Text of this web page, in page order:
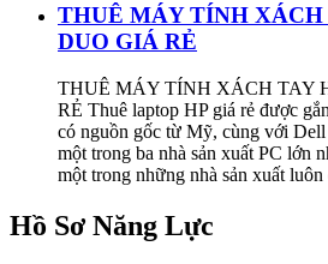
THUÊ MÁY TÍNH XÁCH
DUO GIÁ RẺ
THUÊ MÁY TÍNH XÁCH TAY
RẺ Thuê laptop HP giá rẻ được
có nguồn gốc từ Mỹ, cùng với Dell
một trong ba nhà sản xuất PC lớn
một trong những nhà sản xuất
Hồ Sơ Năng Lực